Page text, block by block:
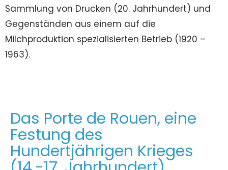
Sammlung von Drucken (20. Jahrhundert) und
Gegenständen aus einem auf die
Milchproduktion spezialisierten Betrieb (1920 –
1963).
Das Porte de Rouen, eine
Festung des
Hundertjährigen Krieges